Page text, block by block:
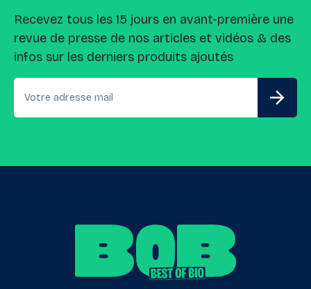
Recevez tous les 15 jours en avant-première une
revue de presse de nos articles et vidéos & des
infos sur les derniers produits ajoutés